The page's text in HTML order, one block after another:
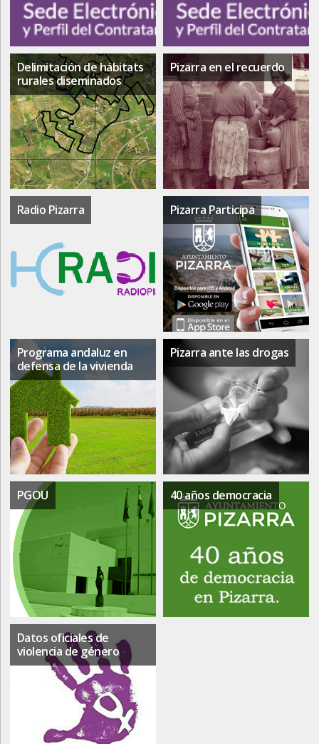
Delimitación de hábitats
rurales diseminados
Pizarra en el recuerdo
Radio Pizarra Pizarra Participa
Programa andaluz en
defensa de la vivienda
Pizarra ante las drogas
PGOU 40 años democracia
Datos oficiales de
violencia de género